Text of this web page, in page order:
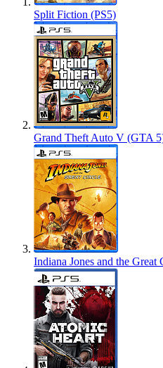
Split Fiction (PS5)
Grand Theft Auto V (GTA
Indiana Jones and the Great